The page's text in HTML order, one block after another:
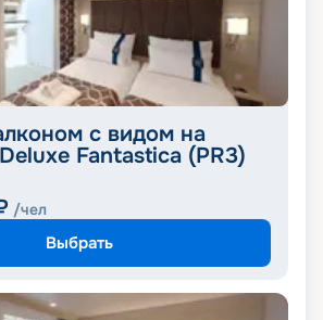
с видом на
Fantastica (PR3)
/чел
Выбрать